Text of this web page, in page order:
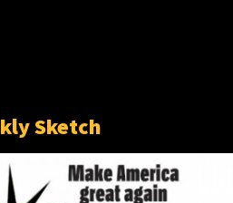
Sketch